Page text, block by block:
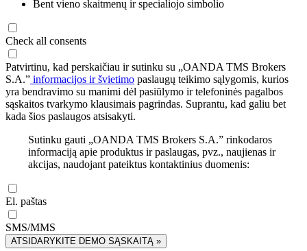
Bent vieno skaitmenų ir specialiojo simbolio
Check all consents
Patvirtinu, kad perskaičiau ir sutinku su „OANDA TMS Brokers
S.A.” informacijos ir švietimo paslaugų teikimo sąlygomis, kurios
yra bendravimo su manimi dėl pasiūlymo ir telefoninės pagalbos
sąskaitos tvarkymo klausimais pagrindas. Suprantu, kad galiu bet
kada šios paslaugos atsisakyti.
Sutinku gauti „OANDA TMS Brokers S.A.” rinkodaros
informaciją apie produktus ir paslaugas, pvz., naujienas ir
akcijas, naudojant pateiktus kontaktinius duomenis:
El. paštas
SMS/MMS
ATSIDARYKITE DEMO SĄSKAITĄ »